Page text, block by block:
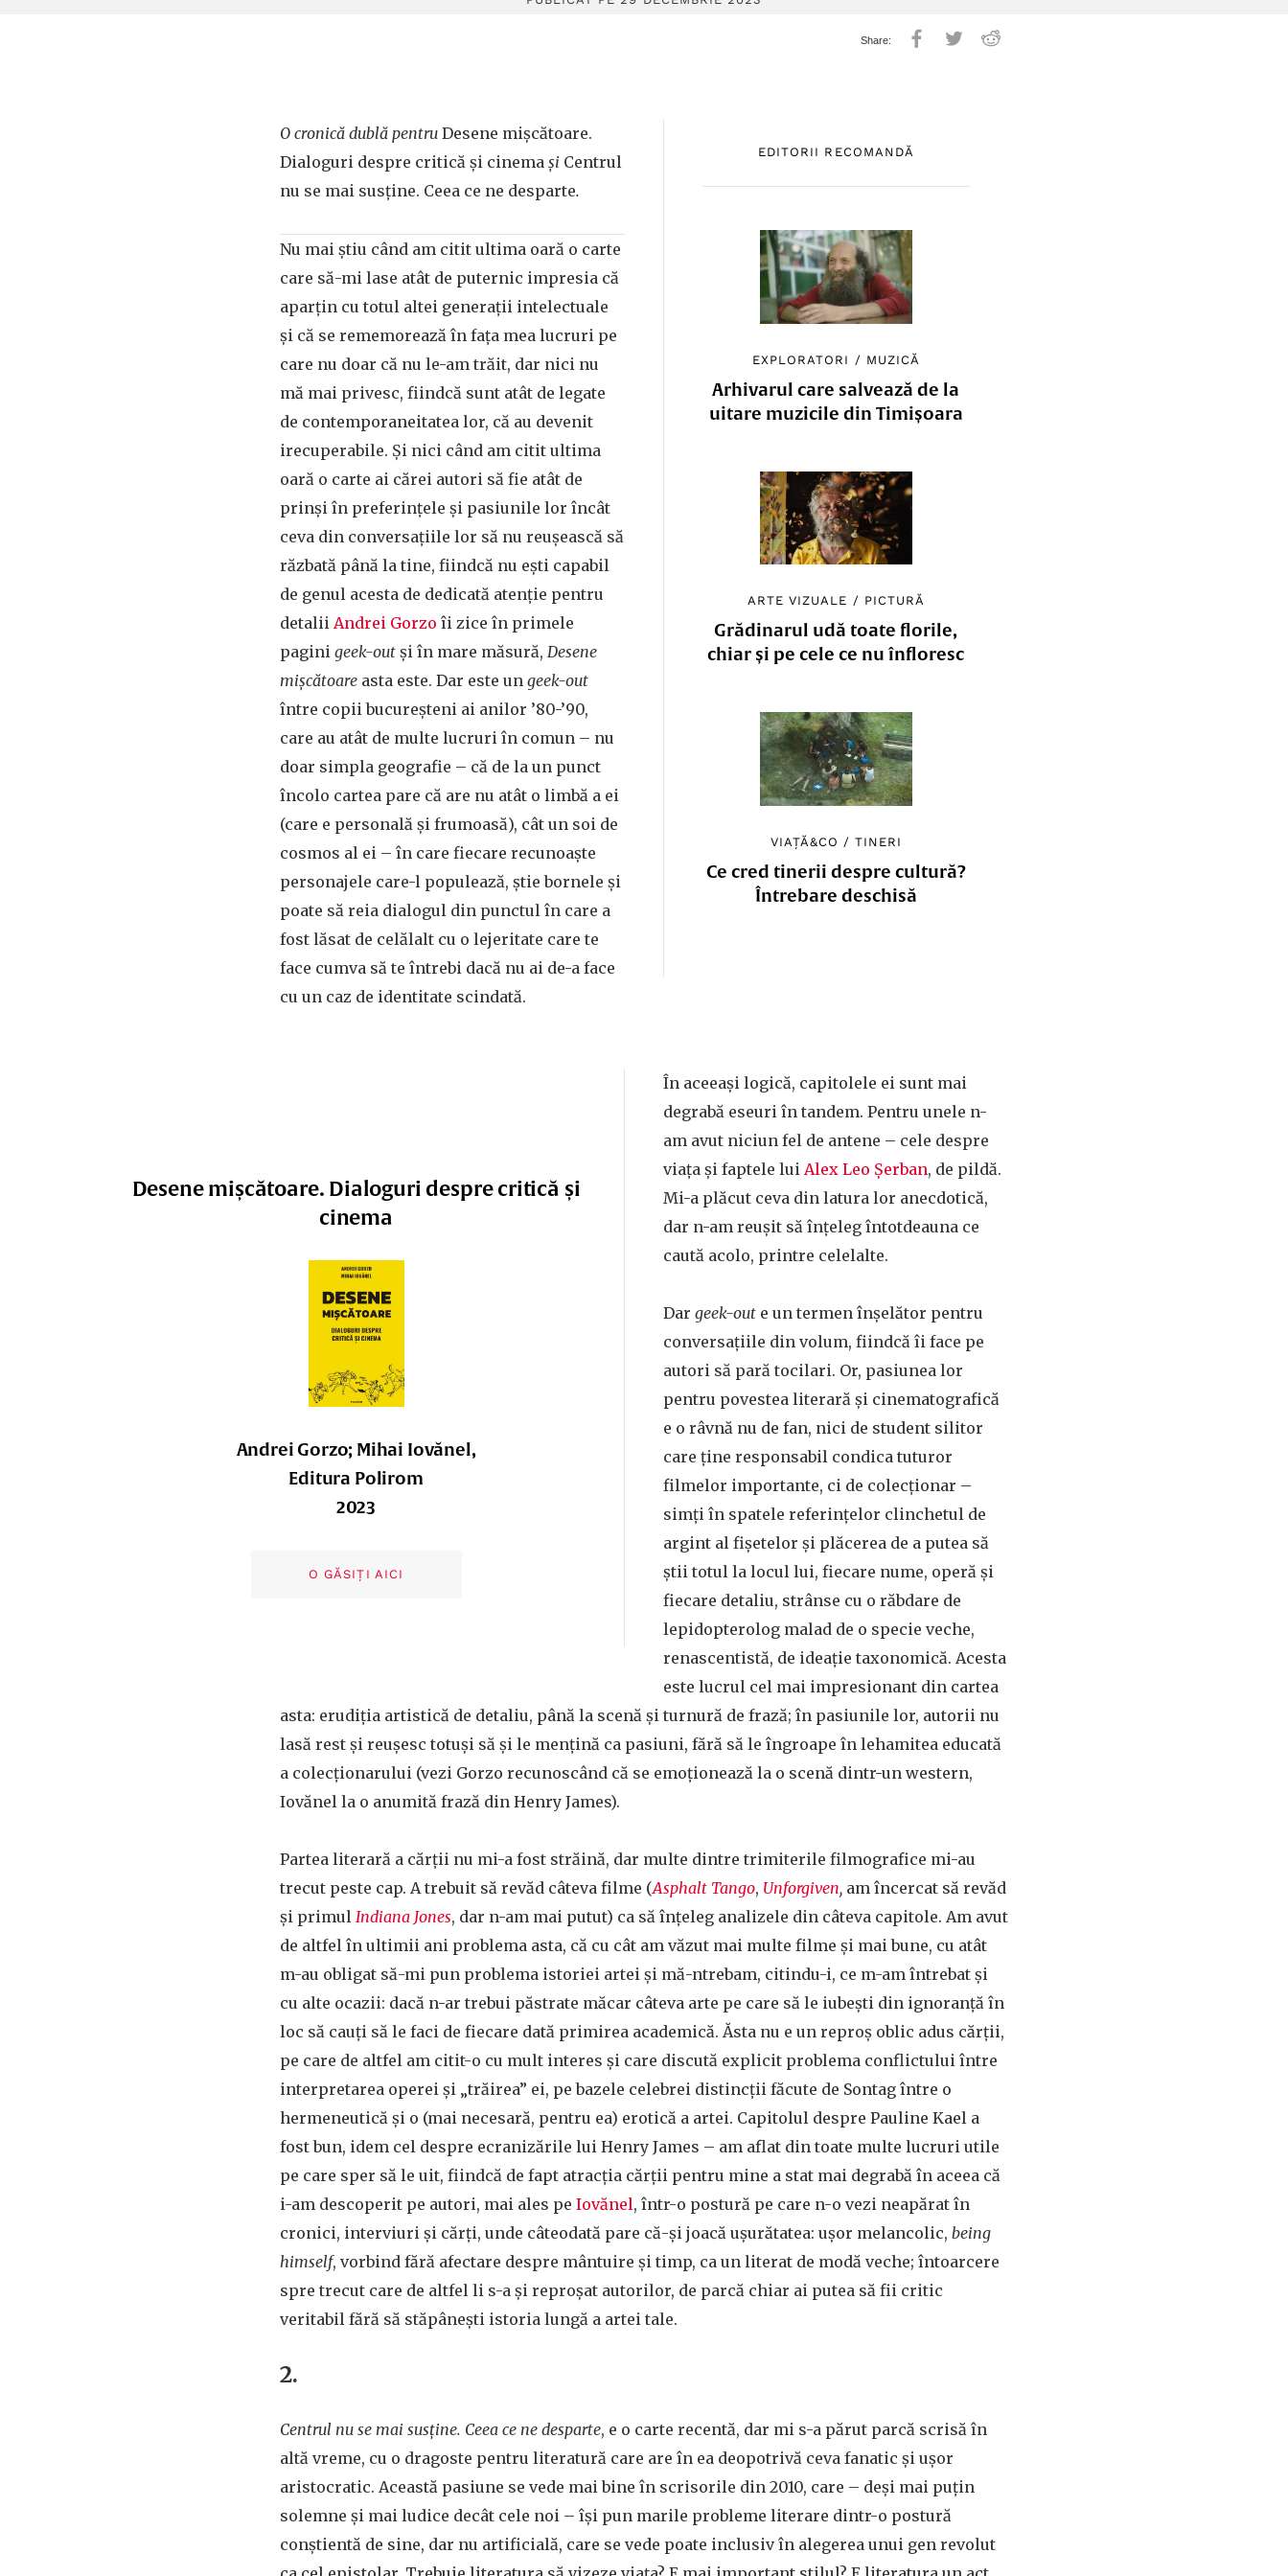
EDITORII RECOMANDĂ
EXPLORATORI / MUZICĂ
Arhivarul care salvează de la
uitare muzicile din Timișoara
ARTE VIZUALE / PICTURĂ
Grădinarul udă toate florile,
chiar și pe cele ce nu înfloresc
VIAȚĂ&CO /TINERI
Ce cred tinerii despre cultură?
Întrebare deschisă
O cronică dublă pentru Desene mișcătoare.
Dialoguri despre critică și cinema și Centrul
nu se mai susține. Ceea ce ne desparte.
Nu mai știu când am citit ultima oară o carte
care să-mi lase atât de puternic impresia că
aparțin cu totul altei generații intelectuale
și că se rememorează în fața mea lucruri pe
care nu doar că nu le-am trăit, dar nici nu
mă mai privesc, fiindcă sunt atât de legate
de contemporaneitatea lor, că au devenit
irecuperabile. Și nici când am citit ultima
oară o carte ai cărei autori să fie atât de
prinși în preferințele și pasiunile lor încât
ceva din conversațiile lor să nu reușească să
răzbată până la tine, fiindcă nu ești capabil
de genul acesta de dedicată atenție pentru
detalii Andrei Gorzo îi zice în primele
pagini geek-out și în mare măsură, Desene
mișcătoare asta este. Dar este un geek-out
între copii bucureșteni ai anilor ’80-’90,
care au atât de multe lucruri în comun – nu
doar simpla geografie – că de la un punct
încolo cartea pare că are nu atât o limbă a ei
(care e personală și frumoasă), cât un soi de
cosmos al ei – în care fiecare recunoaște
personajele care-l populează, știe bornele și
poate să reia dialogul din punctul în care a
fost lăsat de celălalt cu o lejeritate care te
face cumva să te întrebi dacă nu ai de-a face
cu un caz de identitate scindată.
Desene mișcătoare. Dialoguri despre critică și
cinema
Andrei Gorzo; Mihai Iovănel,
Editura Polirom
2023
O GĂSIȚI AICI
În aceeași logică, capitolele ei sunt mai
degrabă eseuri în tandem. Pentru unele n-
am avut niciun fel de antene – cele despre
viața și faptele lui Alex Leo Șerban, de pildă.
Mi-a plăcut ceva din latura lor anecdotică,
dar n-am reușit să înțeleg întotdeauna ce
caută acolo, printre celelalte.
Dar geek-out e un termen înșelător pentru
conversațiile din volum, fiindcă îi face pe
autori să pară tocilari. Or, pasiunea lor
pentru povestea literară și cinematografică
e o râvnă nu de fan, nici de student silitor
care ține responsabil condica tuturor
filmelor importante, ci de colecționar –
simți în spatele referințelor clinchetul de
argint al fișetelor și plăcerea de a putea să
știi totul la locul lui, fiecare nume, operă și
fiecare detaliu, strânse cu o răbdare de
lepidopterolog malad de o specie veche,
renascentistă, de ideație taxonomică. Acesta
este lucrul cel mai impresionant din cartea
asta: erudiția artistică de detaliu, până la scenă și turnură de frază; în pasiunile lor, autorii nu
lasă rest și reușesc totuși să și le mențină ca pasiuni, fără să le îngroape în lehamitea educată
a colecționarului (vezi Gorzo recunoscând că se emoționează la o scenă dintr-un western,
Iovănel la o anumită frază din Henry James).
Partea literară a cărții nu mi-a fost străină, dar multe dintre trimiterile filmografice mi-au
trecut peste cap. A trebuit să revăd câteva filme (Asphalt Tango, Unforgiven, am încercat să revăd
și primul Indiana Jones, dar n-am mai putut) ca să înțeleg analizele din câteva capitole. Am avut
de altfel în ultimii ani problema asta, că cu cât am văzut mai multe filme și mai bune, cu atât
m-au obligat să-mi pun problema istoriei artei și mă-ntrebam, citindu-i, ce m-am întrebat și
cu alte ocazii: dacă n-ar trebui păstrate măcar câteva arte pe care să le iubești din ignoranță în
loc să cauți să le faci de fiecare dată primirea academică. Ăsta nu e un reproș oblic adus cărții,
pe care de altfel am citit-o cu mult interes și care discută explicit problema conflictului între
interpretarea operei și „trăirea” ei, pe bazele celebrei distincții făcute de Sontag între o
hermeneutică și o (mai necesară, pentru ea) erotică a artei. Capitolul despre Pauline Kael a
fost bun, idem cel despre ecranizările lui Henry James – am aflat din toate multe lucruri utile
pe care sper să le uit, fiindcă de fapt atracția cărții pentru mine a stat mai degrabă în aceea că
i-am descoperit pe autori, mai ales pe Iovănel, într-o postură pe care n-o vezi neapărat în
cronici, interviuri și cărți, unde câteodată pare că-și joacă ușurătatea: ușor melancolic, being
himself, vorbind fără afectare despre mântuire și timp, ca un literat de modă veche; întoarcere
spre trecut care de altfel li s-a și reproșat autorilor, de parcă chiar ai putea să fii critic
veritabil fără să stăpânești istoria lungă a artei tale.
2.
Centrul nu se mai susține. Ceea ce ne desparte, e o carte recentă, dar mi s-a părut parcă scrisă în
altă vreme, cu o dragoste pentru literatură care are în ea deopotrivă ceva fanatic și ușor
aristocratic. Această pasiune se vede mai bine în scrisorile din 2010, care – deși mai puțin
solemne și mai ludice decât cele noi – își pun marile probleme literare dintr-o postură
conștientă de sine, dar nu artificială, care se vede poate inclusiv în alegerea unui gen revolut